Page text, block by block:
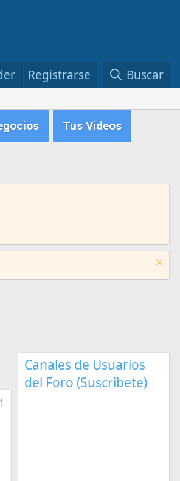
Registrarse Buscar
Tus Videos
Canales de Usuarios
del Foro (Suscribete)